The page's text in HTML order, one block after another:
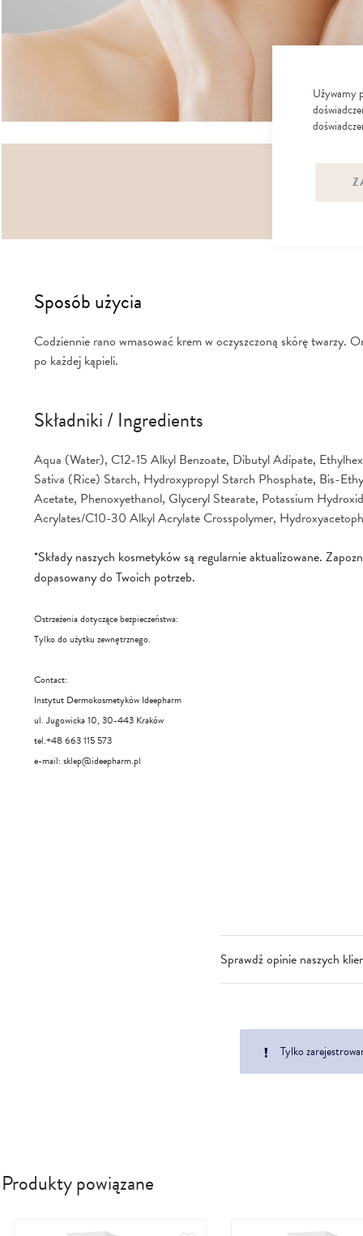
Używamy
Sposób użycia
Codziennie rano wmasować krem w oczyszczoną skórę twarzy.
po każdej kąpieli.
Składniki / Ingredients
Aqua (Water), C12-15 Alkyl Benzoate, Dibutyl Adipate,
Sativa (Rice) Starch, Hydroxypropyl Starch Phosphate, Bis-
Acetate, Phenoxyethanol, Glyceryl Stearate, Potassium
Acrylates/C10-30 Alkyl Acrylate Crosspolymer,
*Składy naszych kosmetyków są regularnie aktualizowane.
dopasowany do Twoich potrzeb.
Ostrzeżenia dotyczące bezpieczeństwa:
Tylko do użytku zewnętrznego.
Contact:
Instytut Dermokosmetyków Ideepharm
ul. Jugowicka 10, 30-443 Kraków
tel.+48 663 115 573
e-mail: sklep@ideepharm.pl
Sprawdź opinie naszych
Tylko
Produkty powiązane